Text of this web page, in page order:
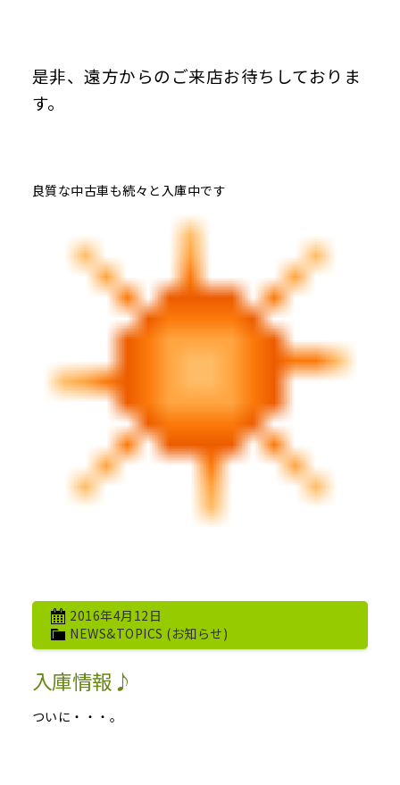
是非、遠方からのご来店お待ちしておりま
す。
良質な中古車も続々と入庫中です
2016年4月12日
NEWS&TOPICS (お知らせ)
入庫情報♪
ついに・・・。